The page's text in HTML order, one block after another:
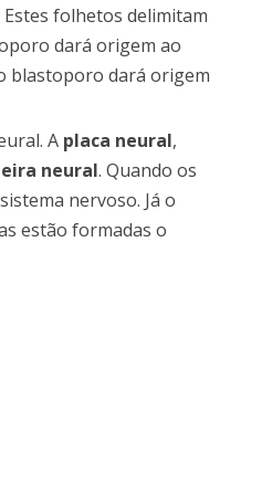
folhetos delimitam
dará origem ao
blastoporo dará origem
A placa neural,
neural. Quando os
nervoso. Já o
estão formadas o